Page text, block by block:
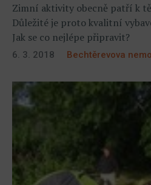
Zimní aktivity obecně patří k
Důležité je proto kvalitní
Jak se co nejlépe připravit?
6. 3. 2018 Bechtěrevova